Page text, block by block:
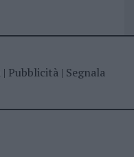
| Pubblicità| Segnala